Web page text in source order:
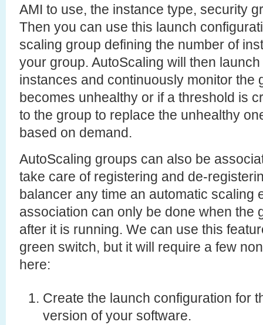
AMI to use, the instance type, security
Then you can use this launch
scaling group defining the number of
your group. AutoScaling will then
instances and continuously monitor the
becomes unhealthy or if a threshold is
to the group to replace the unhealthy
based on demand.
AutoScaling groups can also be
take care of registering and de-
balancer any time an automatic scaling
association can only be done when the
after it is running. We can use this
green switch, but it will require a few
here:
Create the launch configuration for
version of your software.